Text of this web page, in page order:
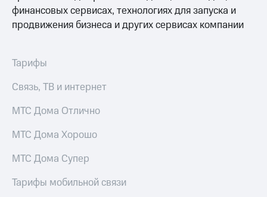
онлайн
Скидка 30%
Деньги
МТС
Накопления
Откладывайте
деньги
и получайте
доход 15%
МТС Деньги
до 40%
на смартфоны
при
покупке
со связью
МТС
финансовых сервисах, технологиях для запуска и
продвижения бизнеса и других сервисах компании
Тарифы
Связь, ТВ и интернет
МТС Дома Отлично
МТС Дома Хорошо
МТС Дома Супер
Тарифы мобильной связи